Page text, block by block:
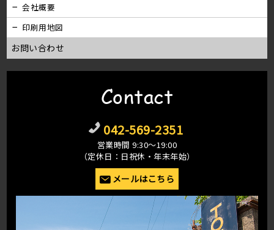
会社概要
印刷用地図
お問い合わせ
Contact
042-569-2351
営業時間 9:30〜19:00
（定休日：日祝休・年末年始）
メールはこちら